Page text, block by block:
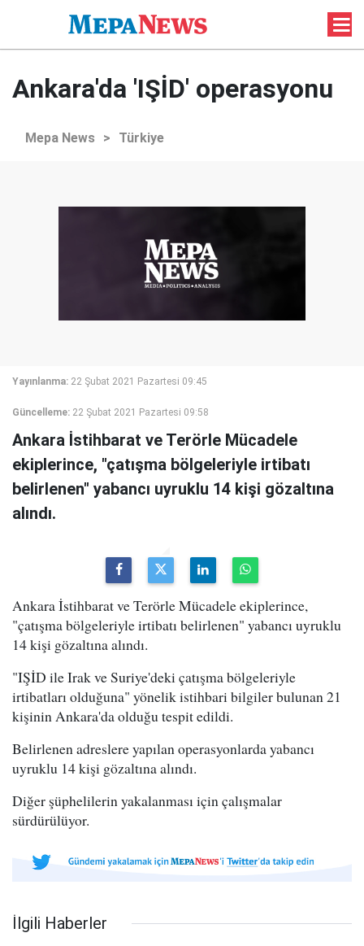
Ankara'da 'IŞİD' operasyonu
Mepa News > Türkiye
Yayınlanma: 22 Şubat 2021 Pazartesi 09:45
Güncelleme: 22 Şubat 2021 Pazartesi 09:58
Ankara İstihbarat ve Terörle Mücadele
ekiplerince, "çatışma bölgeleriyle irtibatı
belirlenen" yabancı uyruklu 14 kişi gözaltına
alındı.
Ankara İstihbarat ve Terörle Mücadele ekiplerince,
"çatışma bölgeleriyle irtibatı belirlenen" yabancı uyruklu
14 kişi gözaltına alındı.
"IŞİD ile Irak ve Suriye'deki çatışma bölgeleriyle
irtibatları olduğuna" yönelik istihbari bilgiler bulunan 21
kişinin Ankara'da olduğu tespit edildi.
Belirlenen adreslere yapılan operasyonlarda yabancı
uyruklu 14 kişi gözaltına alındı.
Diğer şüphelilerin yakalanması için çalışmalar
sürdürülüyor.
İlgili Haberler